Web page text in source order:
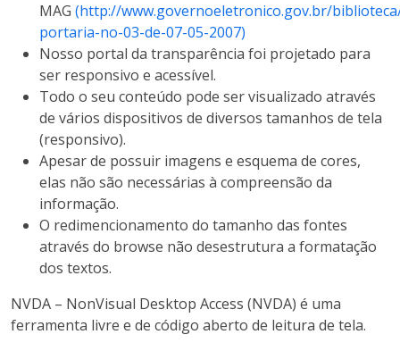
MAG (http://www.governoeletronico.gov.br/
portaria-no-03-de-07-05-2007)
Nosso portal da transparência foi projetado para
ser responsivo e acessível.
Todo o seu conteúdo pode ser visualizado através
de vários dispositivos de diversos tamanhos de tela
(responsivo).
Apesar de possuir imagens e esquema de cores,
elas não são necessárias à compreensão da
informação.
O redimencionamento do tamanho das fontes
através do browse não desestrutura a formatação
dos textos.
NVDA – NonVisual Desktop Access (NVDA) é uma
ferramenta livre e de código aberto de leitura de tela.